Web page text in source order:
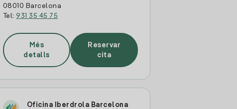
08010 Barcelona
Tel:931 35 45 75
Més
detalls
Reservar
cita
Oficina Iberdrola Barcelona